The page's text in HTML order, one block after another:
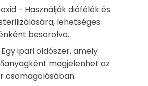
- Használják diófélék és
lehetséges
besorolva.
ipari oldószer, amely
megjelenhet az
csomagolásában.